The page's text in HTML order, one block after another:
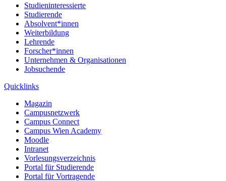
Studieninteressierte
Studierende
Absolvent*innen
Weiterbildung
Lehrende
Forscher*innen
Unternehmen & Organisationen
Jobsuchende
Quicklinks
Magazin
Campusnetzwerk
Campus Connect
Campus Wien Academy
Moodle
Intranet
Vorlesungsverzeichnis
Portal für Studierende
Portal für Vortragende